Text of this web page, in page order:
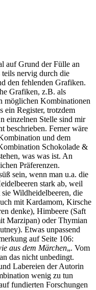
auf Grund der Fülle an
nervig durch die
den fehlenden Grafiken.
Grafiken, z.B. als
möglichen Kombinationen
ein Register, trotzdem
einzelnen Stelle sind mir
beschrieben. Ferner wäre
und dem
Schokolade &
was was ist. An
Präferenzen.
sein, wenn man u.a. die
stark ab, weil
Wildheidelbeeren, die
mit Kardamom, Kirsche
denke), Himbeere (Saft
Marzipan) oder Thymian
Etwas unpassend
auf Seite 106:
aus dem Märchen„. Vom
das nicht unbedingt.
Labereien der Autorin
wenig zu tun
fundierten Forschungen